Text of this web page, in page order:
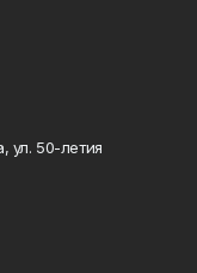
ул. 50-летия